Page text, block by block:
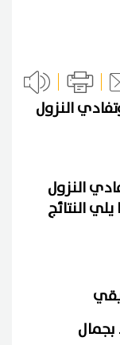
النزول
النزول
النتائج